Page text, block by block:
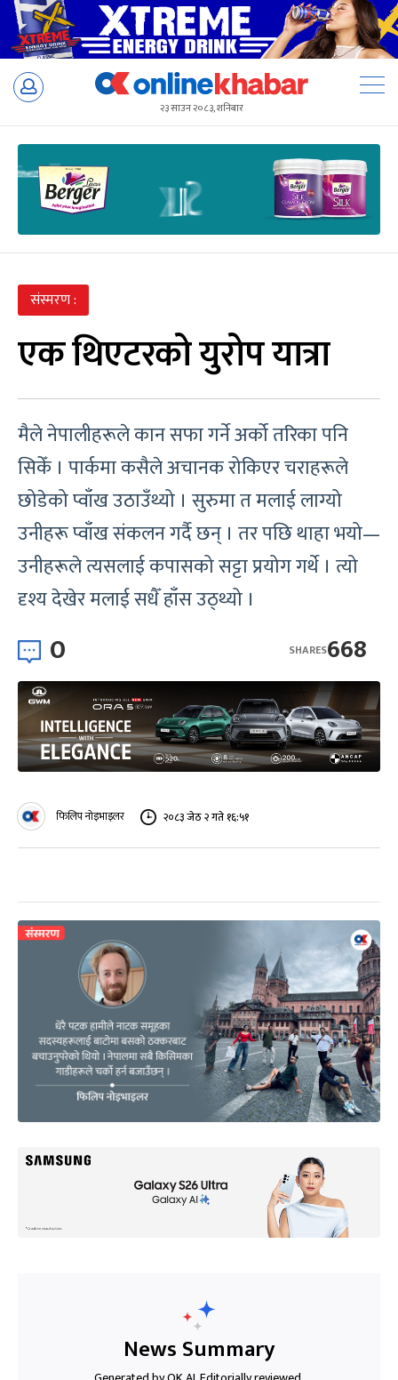
Skip
२३ साउन २०८३, शनिबार
संस्मरण :
एक थिएटरको युरोप यात्रा
मैले नेपालीहरूले कान सफा गर्ने अर्को तरिका पनि
सिकेँ । पार्कमा कसैले अचानक रोकिएर चराहरूले
छोडेको प्वाँख उठाउँथ्यो । सुरुमा त मलाई लाग्यो
उनीहरू प्वाँख संकलन गर्दै छन् । तर पछि थाहा भयो—
उनीहरूले त्यसलाई कपासको सट्टा प्रयोग गर्थे । त्यो
दृश्य देखेर मलाई सधैँ हाँस उठ्थ्यो ।
0 668
SHARES
फिलिप नोइभाइलर २०८३ जेठ २ गते १६:५१
News Summary